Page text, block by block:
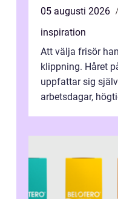
05 augusti 2026
inspiration
Att välja frisör
klippning. Håret
uppfattar sig
arbetsdagar,